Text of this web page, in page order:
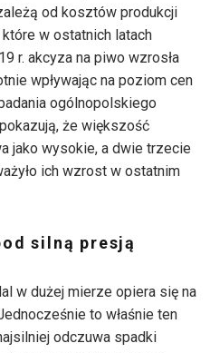
od kosztów produkcji
w ostatnich latach
r. akcyza na piwo wzrosła
wpływając na poziom cen
ogólnopolskiego
że większość
jako wysokie, a dwie trzecie
ich wzrost w ostatnim
silną presją
w dużej mierze opiera się na
to właśnie ten
odczuwa spadki